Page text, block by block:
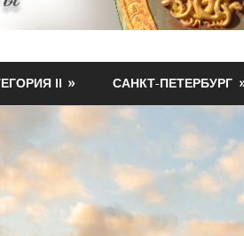
II САНКТ-ПЕТЕРБУРГ